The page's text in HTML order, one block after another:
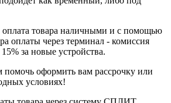
товара наличными и с помощью
оплаты через терминал - комиссия
за новые устройства.
оформить вам рассрочку или
условиях!